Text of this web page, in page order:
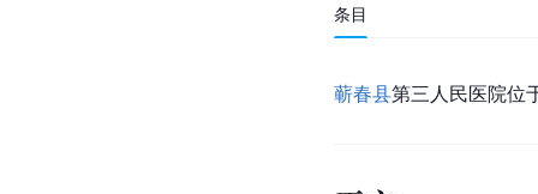
条目
蕲春县第三人民医院位